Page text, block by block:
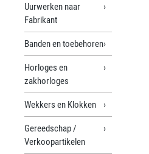
Uurwerken naar
Fabrikant
Banden en toebehoren
Horloges en
zakhorloges
Wekkers en Klokken
Gereedschap /
Verkoopartikelen